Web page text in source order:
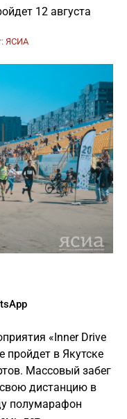
12 августа
ЯСИА
«Inner Drive
пройдет в Якутске
Массовый забег
свою дистанцию в
полумарафон